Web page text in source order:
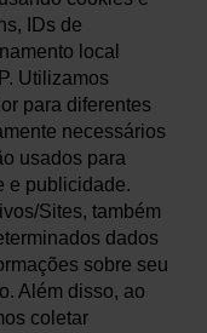
IDs de
local
Utilizamos
para diferentes
necessários
usados para
e publicidade.
Sites, também
dados
sobre seu
Além disso, ao
coletar